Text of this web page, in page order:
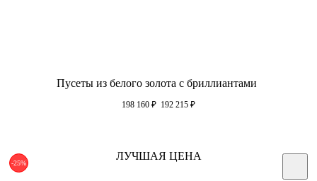
Пусеты из белого золота с бриллиантами
198 160 ₽ 192 215 ₽
-25%
ЛУЧШАЯ ЦЕНА